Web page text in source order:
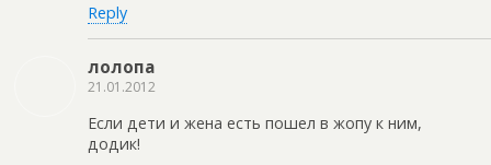
Reply
лолопа
21.01.2012
Если дети и жена есть пошел в жопу к ним,
додик!